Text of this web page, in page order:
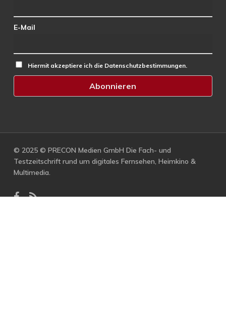
E-Mail
Hiermit akzeptiere ich die Datenschutzbestimmungen.
© 2025 © PRECON Medien GmbH Die Fach- und
Testzeitschrift rund um digitales Fernsehen, Heimkino &
Multimedia.
facebook
RSS